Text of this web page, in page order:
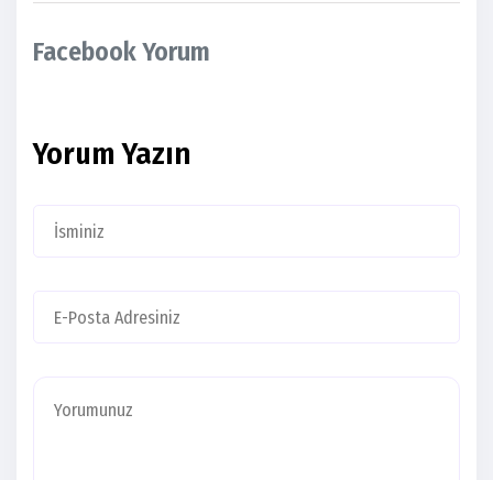
Facebook Yorum
Yorum Yazın